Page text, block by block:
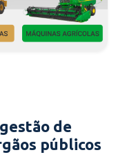
de
públicos